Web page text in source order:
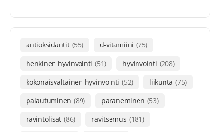
antioksidantit (55) d-vitamiini (75)
henkinen hyvinvointi (51) hyvinvointi (208)
kokonaisvaltainen hyvinvointi (52) liikunta (75)
palautuminen (89) paraneminen (53)
ravintolisät (86) ravitsemus (181)